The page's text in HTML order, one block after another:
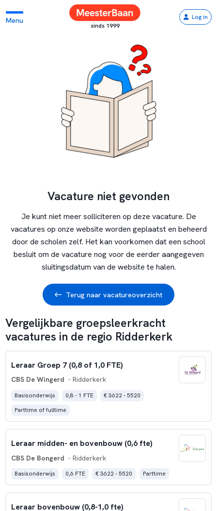
Menu
sinds 1999
Log in
Vacature niet gevonden
Je kunt niet meer solliciteren op deze vacature. De
vacatures op onze website worden geplaatst en beheerd
door de scholen zelf. Het kan voorkomen dat een school
besluit om de vacature nog voor de eerder aangegeven
sluitingsdatum van de website te halen.
Terug naar vacatureoverzicht
Vergelijkbare groepsleerkracht
vacatures in de regio Ridderkerk
Leraar Groep 7 (0,8 of 1,0 FTE)
CBS De Wingerd - Ridderkerk
Basisonderwijs 0,8 - 1 FTE
€ 3622 - 5520
Parttime of fulltime
Leraar midden- en bovenbouw (0,6 fte)
CBS De Bongerd - Ridderkerk
Basisonderwijs 0,6 FTE € 3622 - 5520 Parttime
Leraar bovenbouw (0,8-1,0 fte)